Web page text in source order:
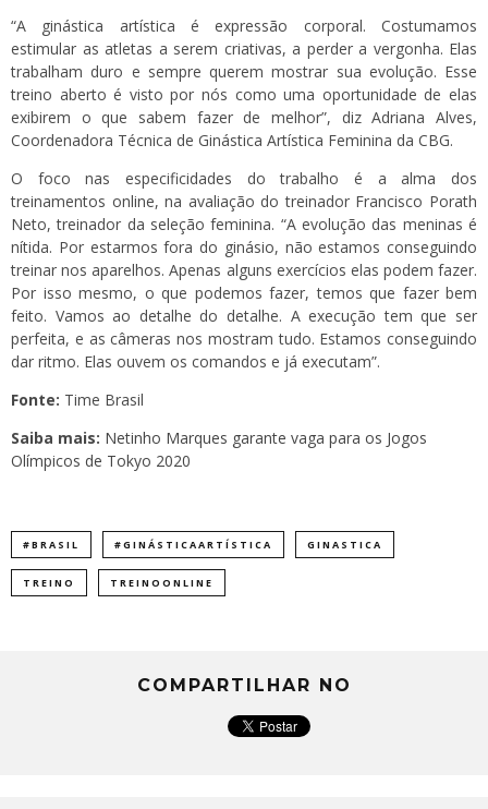
“A ginástica artística é expressão corporal. Costumamos
estimular as atletas a serem criativas, a perder a vergonha. Elas
trabalham duro e sempre querem mostrar sua evolução. Esse
treino aberto é visto por nós como uma oportunidade de elas
exibirem o que sabem fazer de melhor”, diz Adriana Alves,
Coordenadora Técnica de Ginástica Artística Feminina da CBG.
O foco nas especificidades do trabalho é a alma dos
treinamentos online, na avaliação do treinador Francisco Porath
Neto, treinador da seleção feminina. “A evolução das meninas é
nítida. Por estarmos fora do ginásio, não estamos conseguindo
treinar nos aparelhos. Apenas alguns exercícios elas podem fazer.
Por isso mesmo, o que podemos fazer, temos que fazer bem
feito. Vamos ao detalhe do detalhe. A execução tem que ser
perfeita, e as câmeras nos mostram tudo. Estamos conseguindo
dar ritmo. Elas ouvem os comandos e já executam”.
Fonte: Time Brasil
Saiba mais: Netinho Marques garante vaga para os Jogos
Olímpicos de Tokyo 2020
#BRASIL #GINÁSTICAARTÍSTICA GINASTICA
TREINO TREINOONLINE
COMPARTILHAR NO